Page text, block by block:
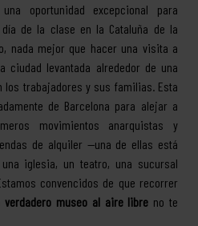
oportunidad excepcional para
de la clase en la Cataluña de la
nada mejor que hacer una visita a
ciudad levantada alrededor de una
trabajadores y sus familias. Esta
de Barcelona para alejar a
movimientos anarquistas y
de alquiler —una de ellas está
iglesia, un teatro, una sucursal
convencidos de que recorrer
museo al aire libre no te